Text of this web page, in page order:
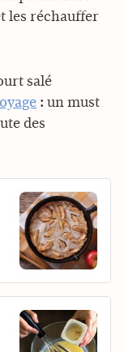
les réchauffer
salé
: un must
des